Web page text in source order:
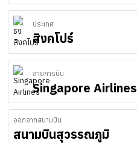
ประเทศ
สิงคโปร์
สายการบิน
Singapore Airlines
ออกจากสนามบิน
สนามบินสุวรรณภูมิ